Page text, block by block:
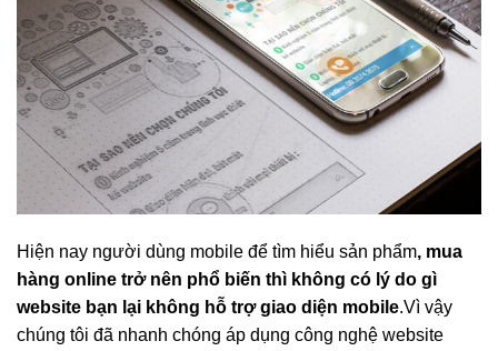
Hiện nay người dùng mobile để tìm hiểu sản phẩm, mua
hàng online trở nên phổ biến thì không có lý do gì
website bạn lại không hỗ trợ giao diện mobile.Vì vậy
chúng tôi đã nhanh chóng áp dụng công nghệ website